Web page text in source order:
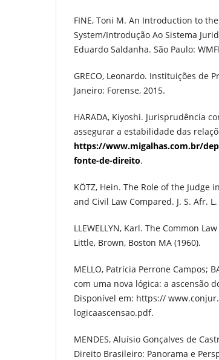
FINE, Toni M. An Introduction to
System/Introdução Ao Sistema
Eduardo Saldanha. São Paulo:
GRECO, Leonardo. Instituições de
Janeiro: Forense, 2015.
HARADA, Kiyoshi. Jurisprudência
assegurar a estabilidade das
https://www.migalhas.com.br/
fonte-de-direito.
KÖTZ, Hein. The Role of the Judge
and Civil Law Compared. J. S. Afr. L.
LLEWELLYN, Karl. The Common
Little, Brown, Boston MA (1960).
MELLO, Patrícia Perrone Campos;
com uma nova lógica: a ascensão
Disponível em: https://
logicaascensao.pdf.
MENDES, Aluísio Gonçalves de
Direito Brasileiro: Panorama e